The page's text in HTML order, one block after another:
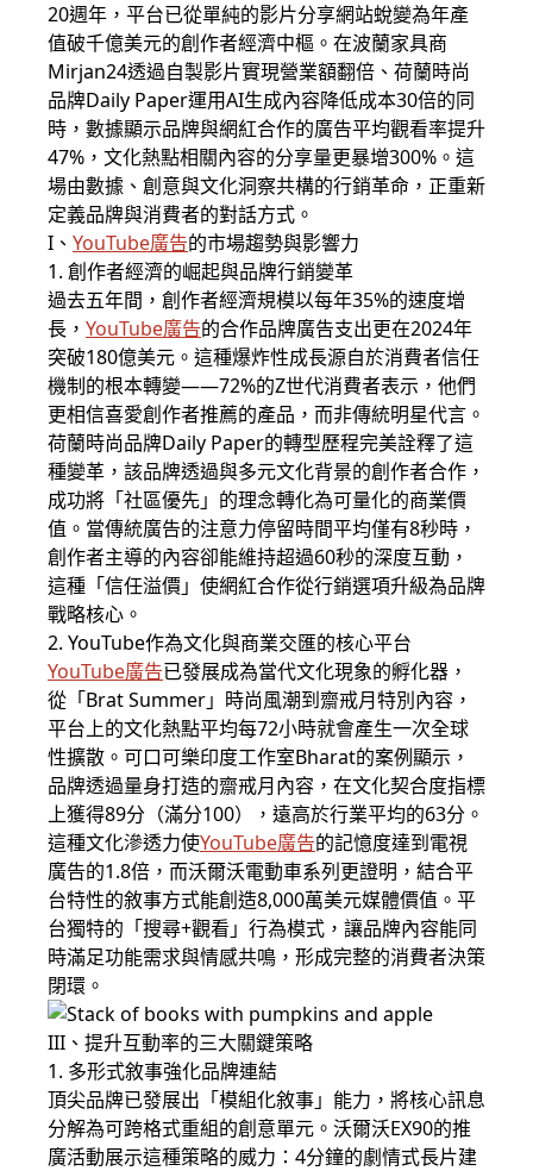
20週年，平台已從單純的影片分享網站蛻變為年產
值破千億美元的創作者經濟中樞。在波蘭家具商
Mirjan24透過自製影片實現營業額翻倍、荷蘭時尚
品牌Daily Paper運用AI生成內容降低成本30倍的同
時，數據顯示品牌與網紅合作的廣告平均觀看率提升
47%，文化熱點相關內容的分享量更暴增300%。這
場由數據、創意與文化洞察共構的行銷革命，正重新
定義品牌與消費者的對話方式。
I、 YouTube廣告的市場趨勢與影響力
1. 創作者經濟的崛起與品牌行銷變革
過去五年間，創作者經濟規模以每年35%的速度增
長， YouTube廣告的合作品牌廣告支出更在2024年
突破180億美元。這種爆炸性成長源自於消費者信任
機制的根本轉變——72%的Z世代消費者表示，他們
更相信喜愛創作者推薦的產品，而非傳統明星代言。
荷蘭時尚品牌Daily Paper的轉型歷程完美詮釋了這
種變革，該品牌透過與多元文化背景的創作者合作，
成功將「社區優先」的理念轉化為可量化的商業價
值。當傳統廣告的注意力停留時間平均僅有8秒時，
創作者主導的內容卻能維持超過60秒的深度互動，
這種「信任溢價」使網紅合作從行銷選項升級為品牌
戰略核心。
2. YouTube作為文化與商業交匯的核心平台
YouTube廣告已發展成為當代文化現象的孵化器，
從「Brat Summer」時尚風潮到齋戒月特別內容，
平台上的文化熱點平均每72小時就會產生一次全球
性擴散。可口可樂印度工作室Bharat的案例顯示，
品牌透過量身打造的齋戒月內容，在文化契合度指標
上獲得89分（滿分100），遠高於行業平均的63分。
這種文化滲透力使YouTube廣告的記憶度達到電視
廣告的1.8倍，而沃爾沃電動車系列更證明，結合平
台特性的敘事方式能創造8,000萬美元媒體價值。平
台獨特的「搜尋+觀看」行為模式，讓品牌內容能同
時滿足功能需求與情感共鳴，形成完整的消費者決策
閉環。
III、提升互動率的三大關鍵策略
1. 多形式敘事強化品牌連結
頂尖品牌已發展出「模組化敘事」能力，將核心訊息
分解為可跨格式重組的創意單元。沃爾沃EX90的推
廣活動展示這種策略的威力：4分鐘的劇情式長片建